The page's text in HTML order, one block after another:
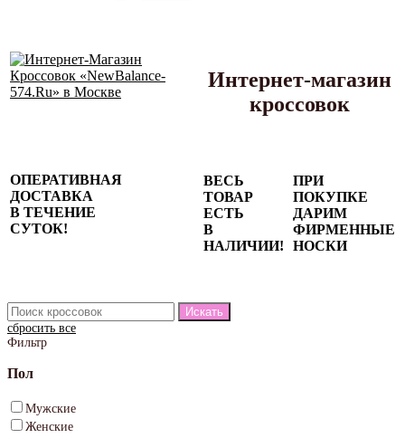
Интернет-магазин
кроссовок
ОПЕРАТИВНАЯ
ДОСТАВКА
В ТЕЧЕНИЕ
СУТОК!
ВЕСЬ
ТОВАР
ЕСТЬ
В
НАЛИЧИИ!
ПРИ
ПОКУПКЕ
ДАРИМ
ФИРМЕННЫЕ
НОСКИ
сбросить все
Фильтр
Пол
Мужские
Женские